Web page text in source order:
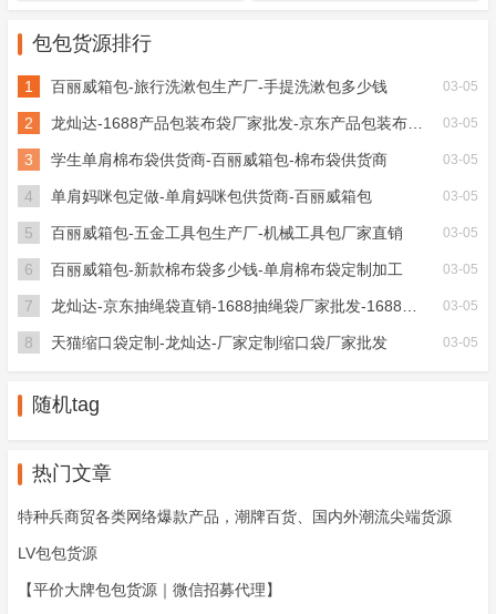
包包货源排行
03-05
1 百丽威箱包-旅行洗漱包生产厂-手提洗漱包多少钱
03-05
2 龙灿达-1688产品包装布袋厂家批发-京东产品包装布袋加工
03-05
3 学生单肩棉布袋供货商-百丽威箱包-棉布袋供货商
03-05
4 单肩妈咪包定做-单肩妈咪包供货商-百丽威箱包
03-05
5 百丽威箱包-五金工具包生产厂-机械工具包厂家直销
03-05
6 百丽威箱包-新款棉布袋多少钱-单肩棉布袋定制加工
03-05
7 龙灿达-京东抽绳袋直销-1688抽绳袋厂家批发-1688抽绳
03-05
8 天猫缩口袋定制-龙灿达-厂家定制缩口袋厂家批发
随机tag
热门文章
特种兵商贸各类网络爆款产品，潮牌百货、国内外潮流尖端货源
LV包包货源
【平价大牌包包货源｜微信招募代理】